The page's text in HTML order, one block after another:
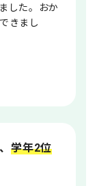
した。おか
きまし
学年2位